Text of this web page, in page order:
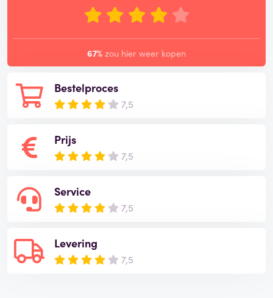
Bestelproces
7,5
Prijs
7,5
Service
7,5
Levering
7,5
67% zou hier weer kopen